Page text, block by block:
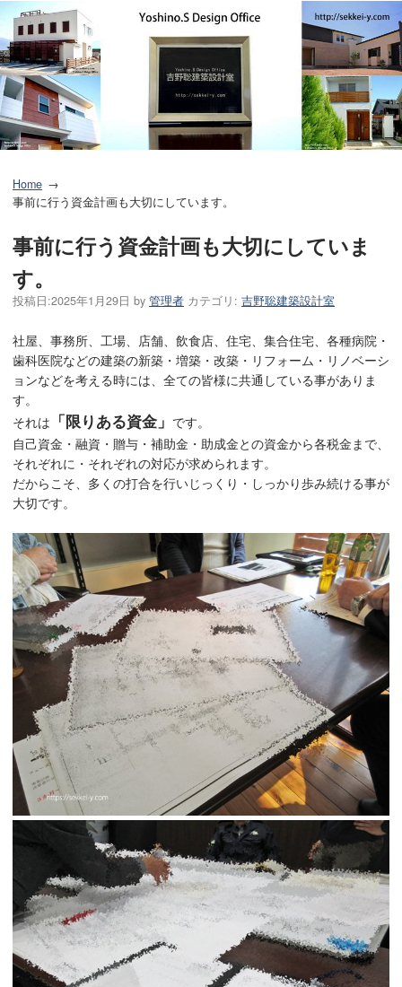
Home
事前に行う資金計画も大切にしています。
事前に行う資金計画も大切にしていま
す。
投稿日:2025年1月29日 by 管理者 カテゴリ: 吉野聡建築設計室
社屋、事務所、工場、店舗、飲食店、住宅、集合住宅、各種病院・
歯科医院などの建築の新築・増築・改築・リフォーム・リノベーシ
ョンなどを考える時には、全ての皆様に共通している事がありま
す。
それは 「限りある資金」 です。
自己資金・融資・贈与・補助金・助成金との資金から各税金まで、
それぞれに・それぞれの対応が求められます。
だからこそ、多くの打合を行いじっくり・しっかり歩み続ける事が
大切です。